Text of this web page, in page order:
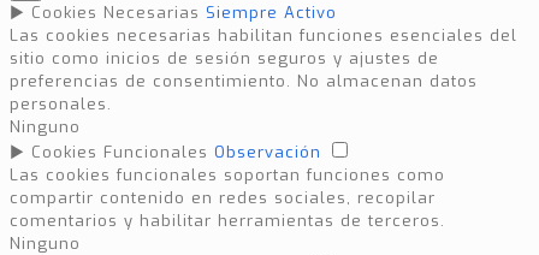
► Cookies Necesarias Siempre Activo
Las cookies necesarias habilitan funciones esenciales del
sitio como inicios de sesión seguros y ajustes de
preferencias de consentimiento. No almacenan datos
personales.
Ninguno
► Cookies Funcionales Observación
Las cookies funcionales soportan funciones como
compartir contenido en redes sociales, recopilar
comentarios y habilitar herramientas de terceros.
Ninguno